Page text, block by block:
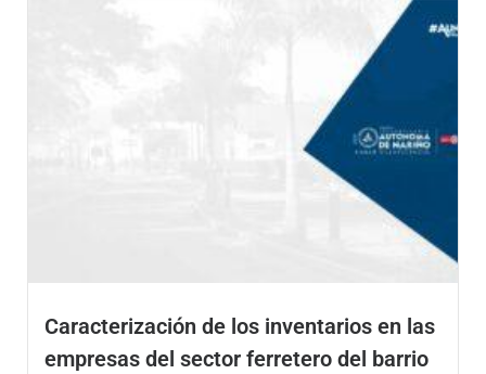
Caracterización de los inventarios en las
empresas del sector ferretero del barrio